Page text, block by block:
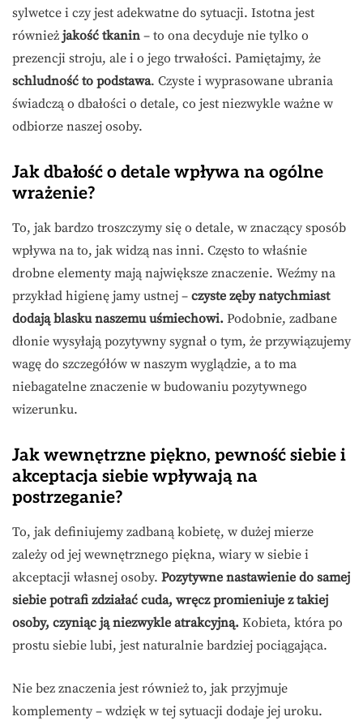
sylwetce i czy jest adekwatne do sytuacji. Istotna jest
również jakość tkanin – to ona decyduje nie tylko o
prezencji stroju, ale i o jego trwałości. Pamiętajmy, że
schludność to podstawa. Czyste i wyprasowane ubrania
świadczą o dbałości o detale, co jest niezwykle ważne w
odbiorze naszej osoby.
Jak dbałość o detale wpływa na ogólne
wrażenie?
To, jak bardzo troszczymy się o detale, w znaczący sposób
wpływa na to, jak widzą nas inni. Często to właśnie
drobne elementy mają największe znaczenie. Weźmy na
przykład higienę jamy ustnej – czyste zęby natychmiast
dodają blasku naszemu uśmiechowi. Podobnie, zadbane
dłonie wysyłają pozytywny sygnał o tym, że przywiązujemy
wagę do szczegółów w naszym wyglądzie, a to ma
niebagatelne znaczenie w budowaniu pozytywnego
wizerunku.
Jak wewnętrzne piękno, pewność siebie i
akceptacja siebie wpływają na
postrzeganie?
To, jak definiujemy zadbaną kobietę, w dużej mierze
zależy od jej wewnętrznego piękna, wiary w siebie i
akceptacji własnej osoby. Pozytywne nastawienie do samej
siebie potrafi zdziałać cuda, wręcz promieniuje z takiej
osoby, czyniąc ją niezwykle atrakcyjną. Kobieta, która po
prostu siebie lubi, jest naturalnie bardziej pociągająca.
Nie bez znaczenia jest również to, jak przyjmuje
komplementy – wdzięk w tej sytuacji dodaje jej uroku.